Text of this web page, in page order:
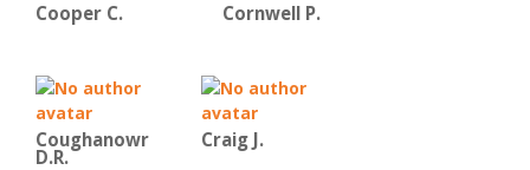
Cooper C. Cornwell P.
Coughanowr
D.R.
Craig J.